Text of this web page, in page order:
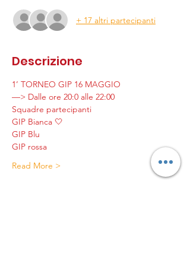
+ 17 altri partecipanti
Descrizione
1’ TORNEO GIP 16 MAGGIO
—> Dalle ore 20:0 alle 22:00
Squadre partecipanti
GIP Bianca 🤍
GIP Blu
GIP rossa
Read More >